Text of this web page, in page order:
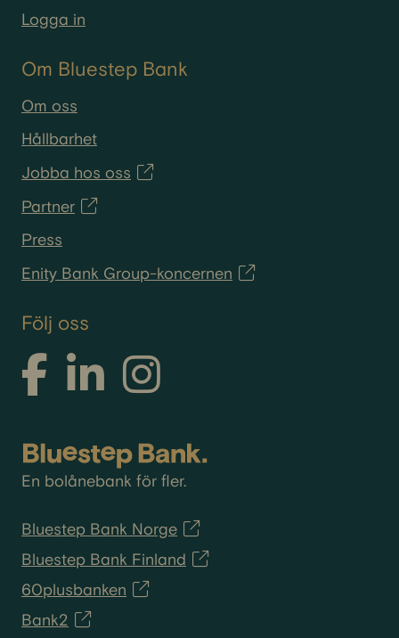
En bolånebank för fler.
Logga in
Om Bluestep Bank
Om oss
Hållbarhet
Jobba hos oss
Partner
Press
Enity Bank Group-koncernen
Följ oss
Bluestep Bank Norge
Bluestep Bank Finland
60plusbanken
Bank2